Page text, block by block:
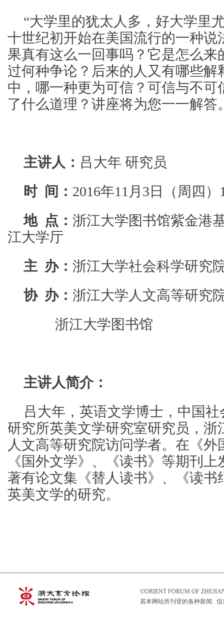
“大学里的犹太人多，好大学里
十世纪初开始在美国流行的一种说
果真有这么一回事吗？它是怎么来
过何种争论？后来的人又有哪些解
中，哪一种更为可信？可信与不可
了什么道理？讲座将为您一一解答
主讲人： 吕大年 研究员
时 间： 2016年11月3日（周四）
地 点： 浙江大学图书馆紫金港
江大学厅
主 办： 浙江大学社会科学研究
协 办： 浙江大学人文高等研究
浙江大学图书馆
主讲人简介：
吕大年，英语文学博士，中国
研究所英美文学研究室研究员，浙
人文高等研究院访问学者。在《外
《国外文学》、《读书》等期刊
著有论文集《替人读书》、《读书
英美文学的研究。
©ORIENT FORUM OF
若本网站所刊登的各种新闻.